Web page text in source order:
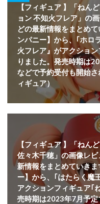
【フィギュア 】「ねん
ョン 不知火フレア」の
どの最新情報をまとめ
ンパニー】から、｢ホロ
火フレア』がアクショ
りました。発売時期は
などで予約受付も開始
ィギュア）
【フィギュア 】「ねん
佐々木千穂」の画像レ
新情報をまとめていき
ー】から、｢はたらく魔
アクションフィギュア｢
売時期は2023年7月予